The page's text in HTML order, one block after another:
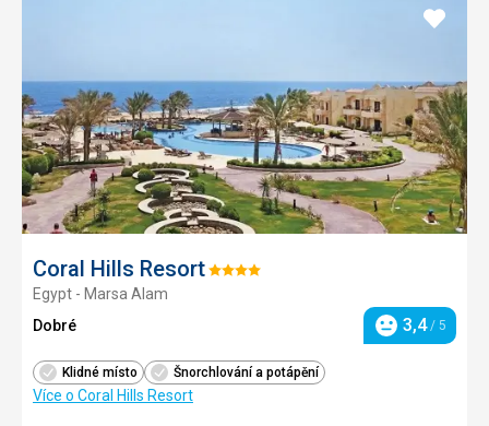
Coral Hills ResortHodnocení:
Egypt - Marsa Alam
Dobré
Hodnocení
3,4/ 5
Klidné místo Šnorchlování a potápění
Více o Coral Hills Resort
Přidat